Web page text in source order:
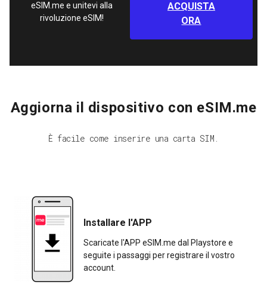
eSIM.me e unitevi alla
rivoluzione eSIM!
ACQUISTA
ORA
Aggiorna il dispositivo con eSIM.me
È facile come inserire una carta SIM.
Installare l'APP
Scaricate l'APP eSIM.me dal Playstore e
seguite i passaggi per registrare il vostro
account.